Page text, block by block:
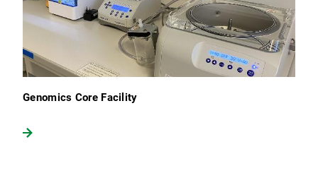
Genomics Core Facility